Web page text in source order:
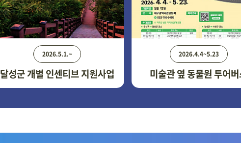
2026.5.1.~
달성군 개별 인센티브 지원사업
2026.4.4~5.23
미술관 옆 동물원 투어